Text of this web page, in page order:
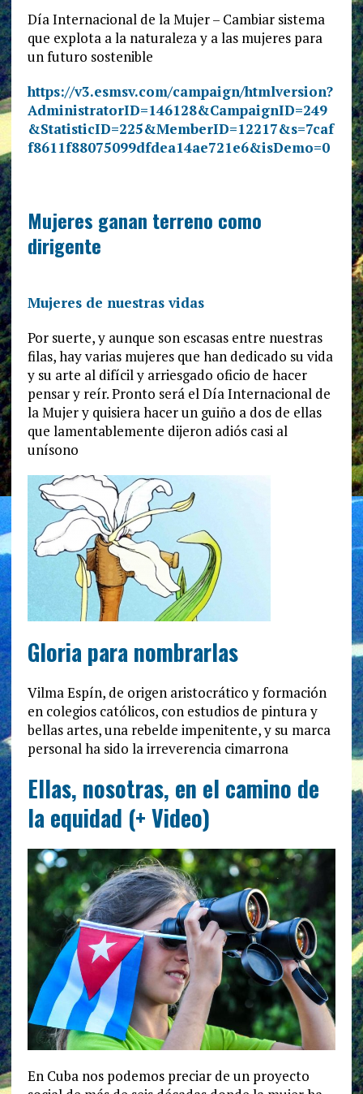
Día Internacional de la Mujer – Cambiar sistema
que explota a la naturaleza y a las mujeres para
un futuro sostenible
https://v3.esmsv.com/campaign/htmlversion?
AdministratorID=146128&CampaignID=249
&StatisticID=225&MemberID=12217&s=7caf
f8611f88075099dfdea14ae721e6&isDemo=0
Mujeres ganan terreno como
dirigente
Mujeres de nuestras vidas
Por suerte, y aunque son escasas entre nuestras
filas, hay varias mujeres que han dedicado su vida
y su arte al difícil y arriesgado oficio de hacer
pensar y reír. Pronto será el Día Internacional de
la Mujer y quisiera hacer un guiño a dos de ellas
que lamentablemente dijeron adiós casi al
unísono
Gloria para nombrarlas
Vilma Espín, de origen aristocrático y formación
en colegios católicos, con estudios de pintura y
bellas artes, una rebelde impenitente, y su marca
personal ha sido la irreverencia cimarrona
Ellas, nosotras, en el camino de
la equidad (+ Video)
En Cuba nos podemos preciar de un proyecto